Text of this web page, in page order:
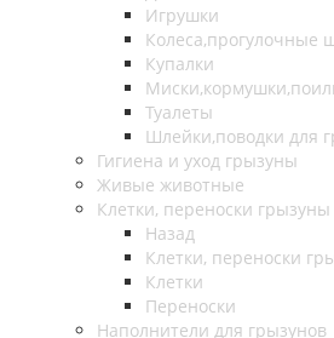
Игрушки
Колеса,прогулочные
Купалки
Туалеты
Шлейки,поводки для
Гигиена и уход грызуны
Живые животные
Клетки, переноски грызуны
Назад
Клетки, переноски
Клетки
Переноски
Наполнители для грызунов